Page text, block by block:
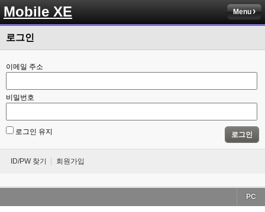
Mobile XE Menu
로그인
이메일 주소
비밀번호
로그인 유지 로그인
ID/PW 찾기 회원가입
PC